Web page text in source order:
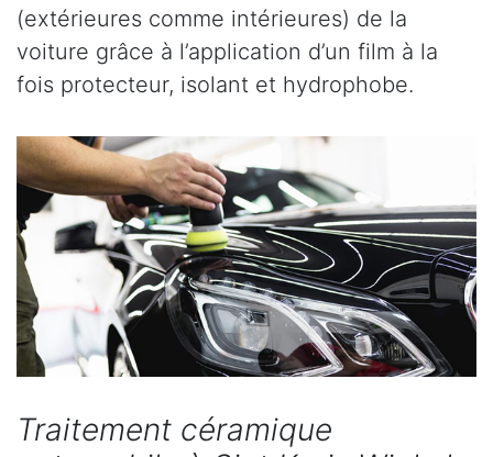
(extérieures comme intérieures) de la
voiture grâce à l’application d’un film à la
fois protecteur, isolant et hydrophobe.
Traitement céramique